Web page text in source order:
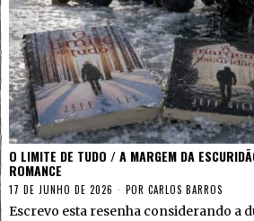
O LIMITE DE TUDO / A MARGEM DA
ROMANCE
17 DE JUNHO DE 2026 POR CARLOS BARROS
Escrevo esta resenha considerando a